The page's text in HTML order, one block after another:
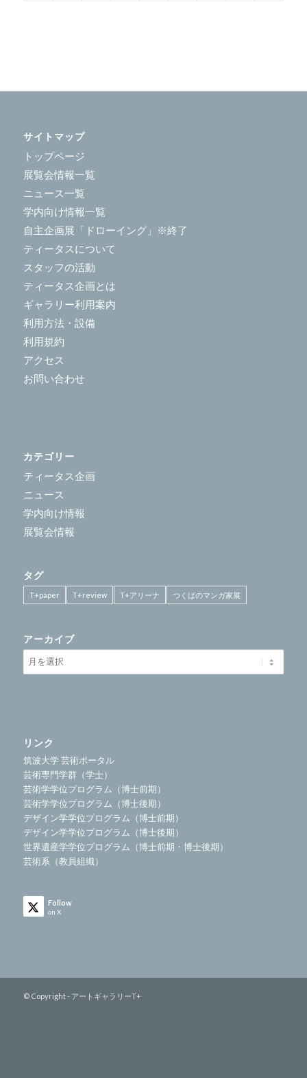
サイトマップ
トップページ
展覧会情報一覧
ニュース一覧
学内向け情報一覧
自主企画展「ドローイング」※終了
ティータスについて
スタッフの活動
ティータス企画とは
ギャラリー利用案内
利用方法・設備
利用規約
アクセス
お問い合わせ
カテゴリー
ティータス企画
ニュース
学内向け情報
展覧会情報
タグ
T+paper T+review T+アリーナ つくばのマンガ家展
アーカイブ
リンク
筑波大学 芸術ポータル
芸術専門学群（学士）
芸術学学位プログラム（博士前期）
芸術学学位プログラム（博士後期）
デザイン学学位プログラム（博士前期）
デザイン学学位プログラム（博士後期）
世界遺産学学位プログラム（博士前期・博士後期）
芸術系（教員組織）
Follow
on X
© Copyright - アートギャラリーT+